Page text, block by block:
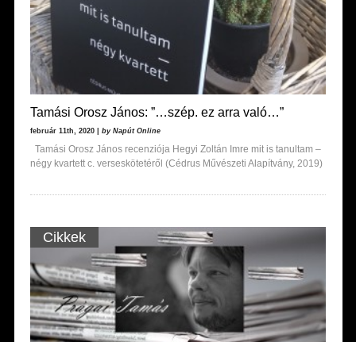
Tamási Orosz János: ”…szép. ez arra való…”
február 11th, 2020 | by Napút Online
Tamási Orosz János recenziója Hegyi Zoltán Imre mit is tanultam –
négy kvartett c. verseskötetéről (Cédrus Művészeti Alapítvány, 2019)
Cikkek